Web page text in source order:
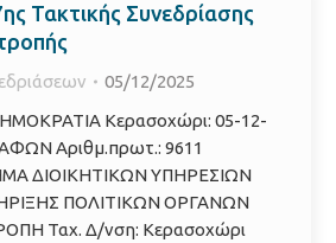
Τακτικής Συνεδρίασης
05/12/2025
Κερασοχώρι: 05-12-
Αριθμ.πρωτ.: 9611
ΔΙΟΙΚΗΤΙΚΩΝ ΥΠΗΡΕΣΙΩΝ
ΠΟΛΙΤΙΚΩΝ ΟΡΓΑΝΩΝ
Ταχ. Δ/νση: Κερασοχώρι